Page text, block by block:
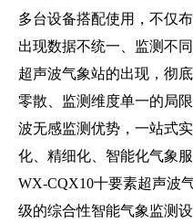
多台设备搭配使用，不仅
出现数据不统一、监测不
超声波气象站的出现，彻
零散、监测维度单一的局
波无感监测优势，一站式
化、精细化、智能化气象
WX-CQX10十要素超声波
级的综合性智能气象监测